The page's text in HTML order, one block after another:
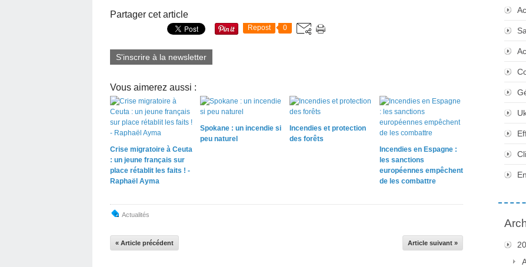
Partager cet article
Repost 0
S'inscrire à la newsletter
Vous aimerez aussi :
Crise migratoire à Ceuta
: un jeune français sur
place rétablit les faits ! -
Raphaël Ayma
Spokane : un incendie si
peu naturel
Incendies et protection
des forêts
Incendies en Espagne :
les sanctions
européennes empêchent
de les combattre
Actualités
« Article précédent Article suivant »